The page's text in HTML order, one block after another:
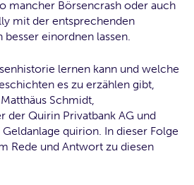
mancher Börsencrash oder auch
mit der entsprechenden
einordnen lassen.
lernen kann und welche
es zu erzählen gibt,
Schmidt,
der Quirin Privatbank AG und
quirion. In dieser Folge
Rede und Antwort zu diesen